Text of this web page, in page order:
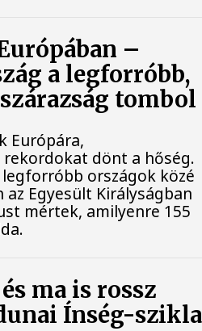
–
a legforróbb,
tombol
Európára,
dönt a hőség.
országok közé
Egyesült Királyságban
mértek, amilyenre 155
ma is rossz
Ínség-szikla